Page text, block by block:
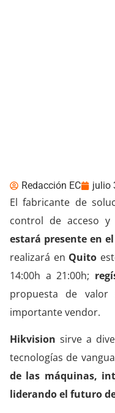
Redacción EC julio
El fabricante de
control de acceso y
estará presente en
realizará en Quito
14:00h a 21:00h;
propuesta de valor
importante vendor.
Hikvision sirve a
tecnologías de
de las máquinas,
liderando el futuro